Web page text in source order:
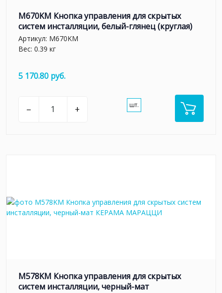
M670KM Кнопка управления для скрытых
систем инсталляции, белый-глянец (круглая)
Артикул: M670KM
Вес: 0.39 кг
5 170.80 руб.
– + шт.
M578KM Кнопка управления для скрытых
систем инсталляции, черный-мат